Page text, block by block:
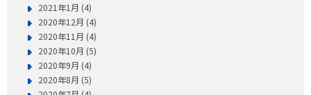
2021年1月 (4)
2020年12月 (4)
2020年11月 (4)
2020年10月 (5)
2020年9月 (4)
2020年8月 (5)